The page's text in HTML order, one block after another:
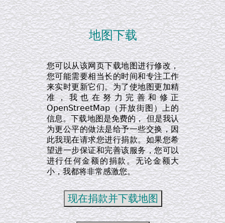
地图下载
您可以从该网页下载地图进行修改，
您可能需要相当长的时间和专注工作
来实时更新它们。为了使地图更加精
准，我也在努力完善和修正
OpenStreetMap（开放街图）上的
信息。下载地图是免费的， 但是我认
为更公平的做法是给予一些交换，因
此我现在请求您进行捐款。如果您希
望进一步保证和完善该服务，您可以
进行任何金额的捐款。无论金额大
小，我都将非常感激您。